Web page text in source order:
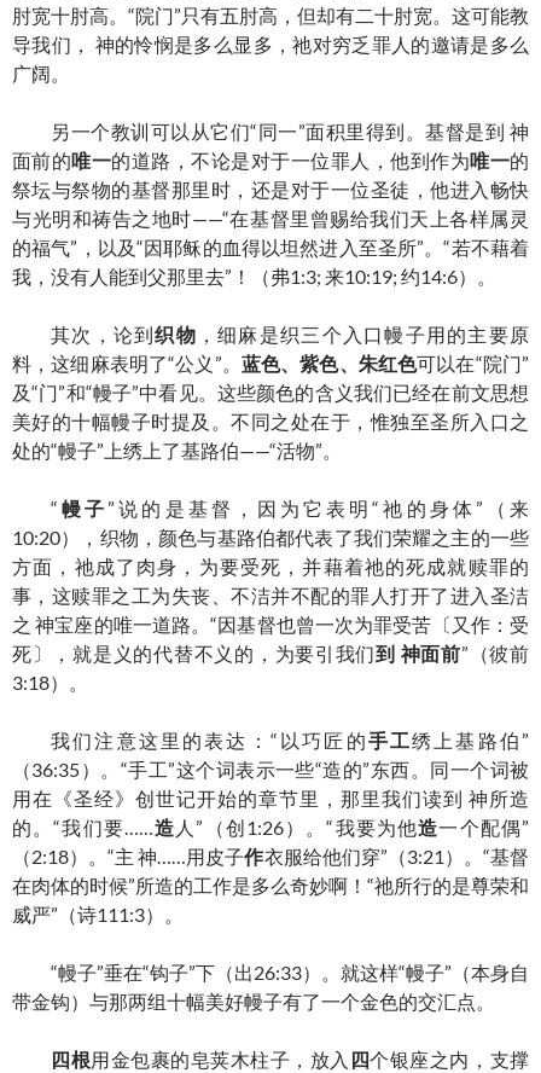
肘宽十肘高。“院门”只有五肘高，但却有二十肘宽。这可能教
导我们， 神的怜悯是多么显多，祂对穷乏罪人的邀请是多么
广阔。
另一个教训可以从它们“同一”面积里得到。基督是到 神
面前的唯一的道路，不论是对于一位罪人，他到作为唯一的
祭坛与祭物的基督那里时，还是对于一位圣徒，他进入畅快
与光明和祷告之地时——“在基督里曾赐给我们天上各样属灵
的福气”，以及“因耶稣的血得以坦然进入至圣所”。“若不藉着
我，没有人能到父那里去”！（弗1:3; 来10:19; 约14:6）。
其次，论到织物 ，细麻是织三个入口幔子用的主要原
料，这细麻表明了“公义”。 蓝色、紫色、朱红色可以在“院门”
及“门”和“幔子”中看见。这些颜色的含义我们已经在前文思想
美好的十幅幔子时提及。不同之处在于，惟独至圣所入口之
处的“幔子”上绣上了基路伯——“活物”。
“ 幔子”说的是基督，因为它表明“祂的身体”（来
10:20），织物，颜色与基路伯都代表了我们荣耀之主的一些
方面，祂成了肉身，为要受死，并藉着祂的死成就赎罪的
事，这赎罪之工为失丧、不洁并不配的罪人打开了进入圣洁
之 神宝座的唯一道路。“因基督也曾一次为罪受苦〔又作：受
死〕，就是义的代替不义的，为要引我们到 神面前”（彼前
3:18）。
我们注意这里的表达：“以巧匠的手工绣上基路伯”
（36:35）。“手工”这个词表示一些“造的”东西。同一个词被
用在《圣经》创世记开始的章节里，那里我们读到 神所造
的。“我们要……造 人”（创1:26）。“我要为他造一个配偶”
（2:18）。“主 神……用皮子作衣服给他们穿”（3:21）。“基督
在肉体的时候”所造的工作是多么奇妙啊！“祂所行的是尊荣和
威严”（诗111:3）。
“幔子”垂在“钩子”下（出26:33）。就这样“幔子”（本身自
带金钩）与那两组十幅美好幔子有了一个金色的交汇点。
四根用金包裹的皂荚木柱子，放入 四个银座之内，支撑